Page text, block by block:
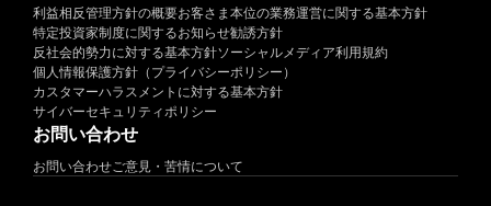
利益相反管理方針の概要お客さま本位の業務運営に関する基本方針
特定投資家制度に関するお知らせ勧誘方針
反社会的勢力に対する基本方針ソーシャルメディア利用規約
個人情報保護方針（プライバシーポリシー）
カスタマーハラスメントに対する基本方針
サイバーセキュリティポリシー
お問い合わせ
お問い合わせご意見・苦情について